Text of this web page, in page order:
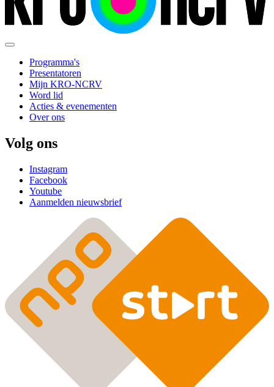
Programma's
Presentatoren
Mijn KRO-NCRV
Word lid
Acties & evenementen
Over ons
Volg ons
Instagram
Facebook
Youtube
Aanmelden nieuwsbrief